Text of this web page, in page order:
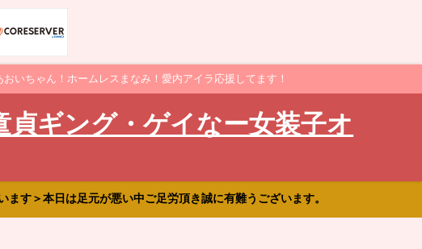
いちゃん！ホームレスまなみ！愛内アイラ応援してます！
ギング・ゲイなー女装子オ
す＞本日は足元が悪い中ご足労頂き誠に有難うございます。